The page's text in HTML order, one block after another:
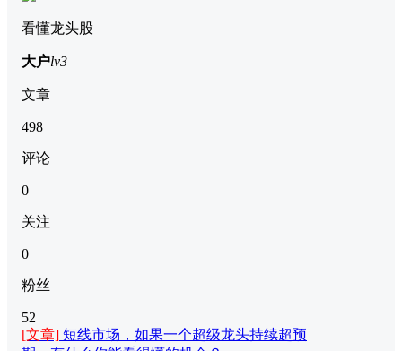
看懂龙头股
大户lv3
文章
498
评论
0
关注
0
粉丝
52
[文章] 短线市场，如果一个超级龙头持续超预